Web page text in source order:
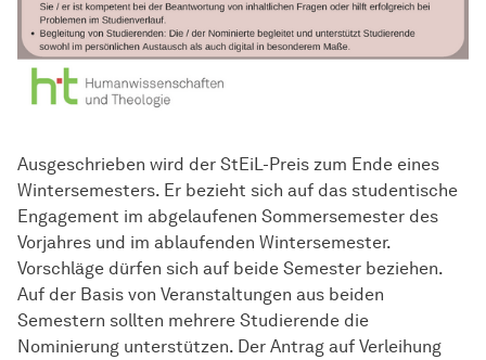
Ausgeschrieben wird der StEiL-Preis zum Ende eines
Wintersemesters. Er bezieht sich auf das studentische
Engagement im abgelaufenen Sommersemester des
Vorjahres und im ablaufenden Wintersemester.
Vorschläge dürfen sich auf beide Semester beziehen.
Auf der Basis von Veranstaltungen aus beiden
Semestern sollten mehrere Studierende die
Nominierung unterstützen. Der Antrag auf Verleihung